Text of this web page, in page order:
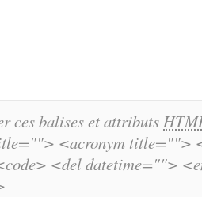
ces balises et attributs
<acronym title="">
<del datetime="">